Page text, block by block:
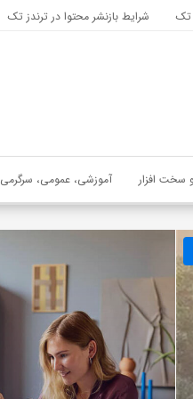
تک شرایط بازنشر محتوا در ترندز تک
و سخت افزار آموزشی، عمومی، سرگرمی